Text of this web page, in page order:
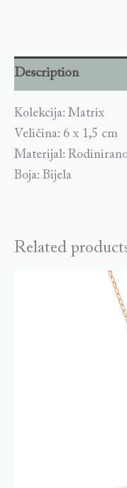
Description
Kolekcija: Matrix
Veličina: 6 x 1,5 cm
Materijal:
Boja: Bijela
Related